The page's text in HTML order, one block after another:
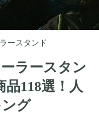
ースタンド
ーラースタン
品118選！人
グ